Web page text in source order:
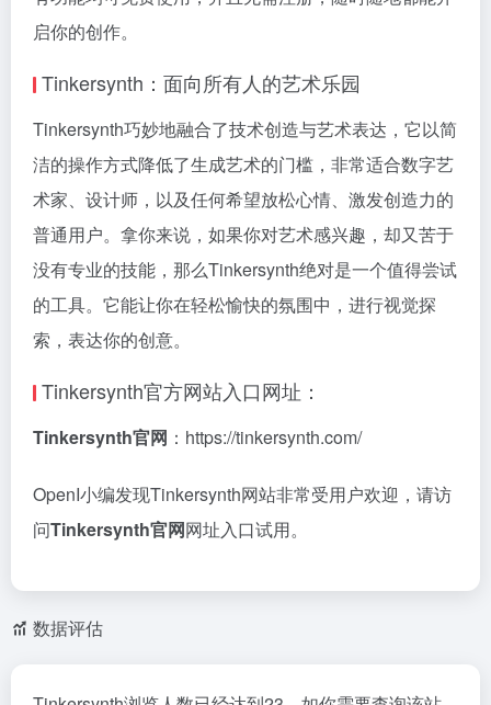
启你的创作。
Tinkersynth：面向所有人的艺术乐园
Tinkersynth巧妙地融合了技术创造与艺术表达，它以简
洁的操作方式降低了生成艺术的门槛，非常适合数字艺
术家、设计师，以及任何希望放松心情、激发创造力的
普通用户。拿你来说，如果你对艺术感兴趣，却又苦于
没有专业的技能，那么Tinkersynth绝对是一个值得尝试
的工具。它能让你在轻松愉快的氛围中，进行视觉探
索，表达你的创意。
Tinkersynth官方网站入口网址：
Tinkersynth官网 ：https://tinkersynth.com/
OpenI小编发现Tinkersynth网站非常受用户欢迎，请访
问Tinkersynth官网网址入口试用。
数据评估